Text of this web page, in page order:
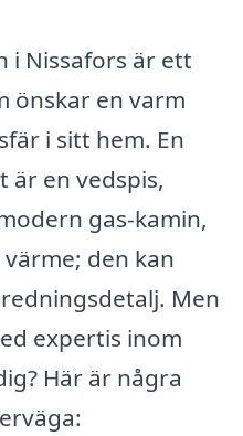
i Nissafors är ett
önskar en varm
i sitt hem. En
är en vedspis,
gas-kamin,
den kan
Men
expertis inom
Här är några